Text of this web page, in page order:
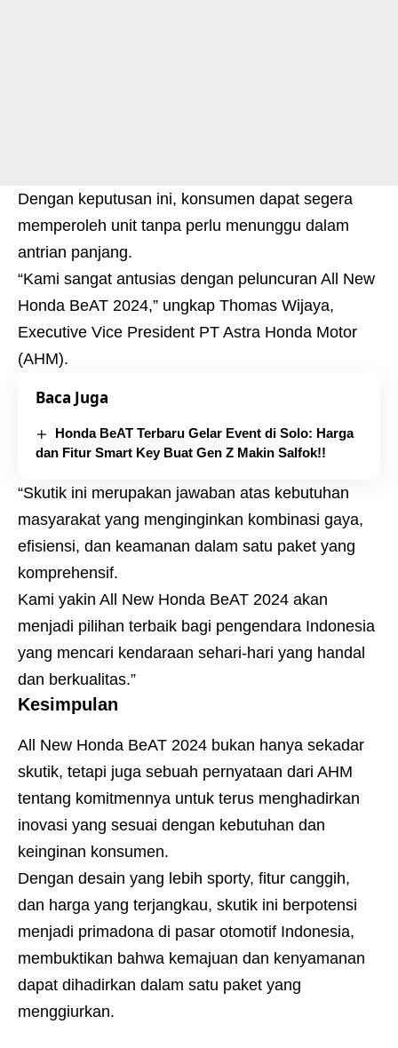
Dengan keputusan ini, konsumen dapat segera
memperoleh unit tanpa perlu menunggu dalam
antrian panjang.
“Kami sangat antusias dengan peluncuran All New
Honda BeAT 2024,” ungkap Thomas Wijaya,
Executive Vice President PT Astra Honda Motor
(AHM).
Baca Juga
Honda BeAT Terbaru Gelar Event di Solo: Harga
dan Fitur Smart Key Buat Gen Z Makin Salfok!!
“Skutik ini merupakan jawaban atas kebutuhan
masyarakat yang menginginkan kombinasi gaya,
efisiensi, dan keamanan dalam satu paket yang
komprehensif.
Kami yakin All New Honda BeAT 2024 akan
menjadi pilihan terbaik bagi pengendara Indonesia
yang mencari kendaraan sehari-hari yang handal
dan berkualitas.”
Kesimpulan
All New Honda BeAT 2024 bukan hanya sekadar
skutik, tetapi juga sebuah pernyataan dari AHM
tentang komitmennya untuk terus menghadirkan
inovasi yang sesuai dengan kebutuhan dan
keinginan konsumen.
Dengan desain yang lebih sporty, fitur canggih,
dan harga yang terjangkau, skutik ini berpotensi
menjadi primadona di pasar otomotif Indonesia,
membuktikan bahwa kemajuan dan kenyamanan
dapat dihadirkan dalam satu paket yang
menggiurkan.